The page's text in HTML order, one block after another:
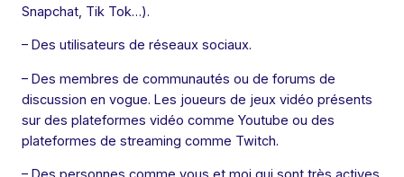
Snapchat, Tik Tok…).
– Des utilisateurs de réseaux sociaux.
– Des membres de communautés ou de forums de
discussion en vogue. Les joueurs de jeux vidéo présents
sur des plateformes vidéo comme Youtube ou des
plateformes de streaming comme Twitch.